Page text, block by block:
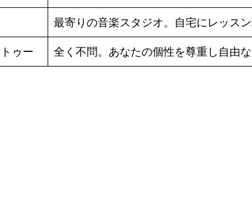
最寄りの音楽スタジオ。自宅にレッス
ゥー 全く不問。あなたの個性を尊重し自由な